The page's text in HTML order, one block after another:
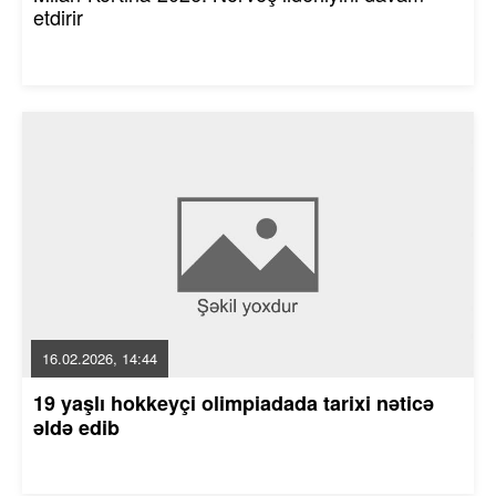
etdirir
16.02.2026, 14:44
19 yaşlı hokkeyçi olimpiadada tarixi nəticə
əldə edib